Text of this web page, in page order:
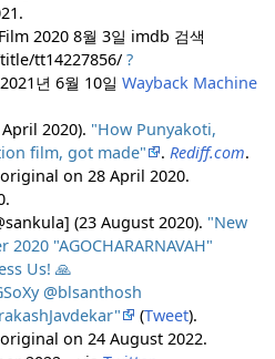
.
2020 8월 3일 imdb 검색
tt14227856/?
2021년 6월 10일Wayback Machine
2020). "How Punyakoti,
film, got made"
. Rediff.com.
on 28 April 2020.
.
(23 August 2020). "New
"AGOCHARARNAVAH"
Us! 🙏
@blsanthosh
(Tweet).
on 24 August 2022.